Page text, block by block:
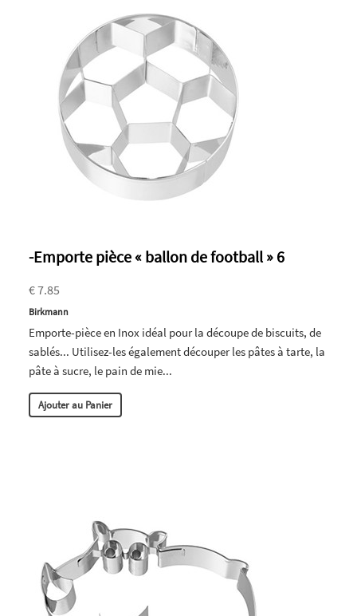
-Emporte pièce « ballon de football » 6
€ 7.85
Birkmann
Emporte-pièce en Inox idéal pour la découpe de biscuits, de
sablés... Utilisez-les également découper les pâtes à tarte, la
pâte à sucre, le pain de mie...
Ajouter au Panier